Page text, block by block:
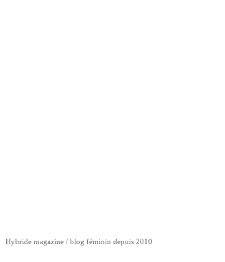
Hybride magazine / blog féminin depuis 2010